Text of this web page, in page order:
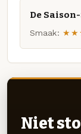
De
Smaak:
Niet